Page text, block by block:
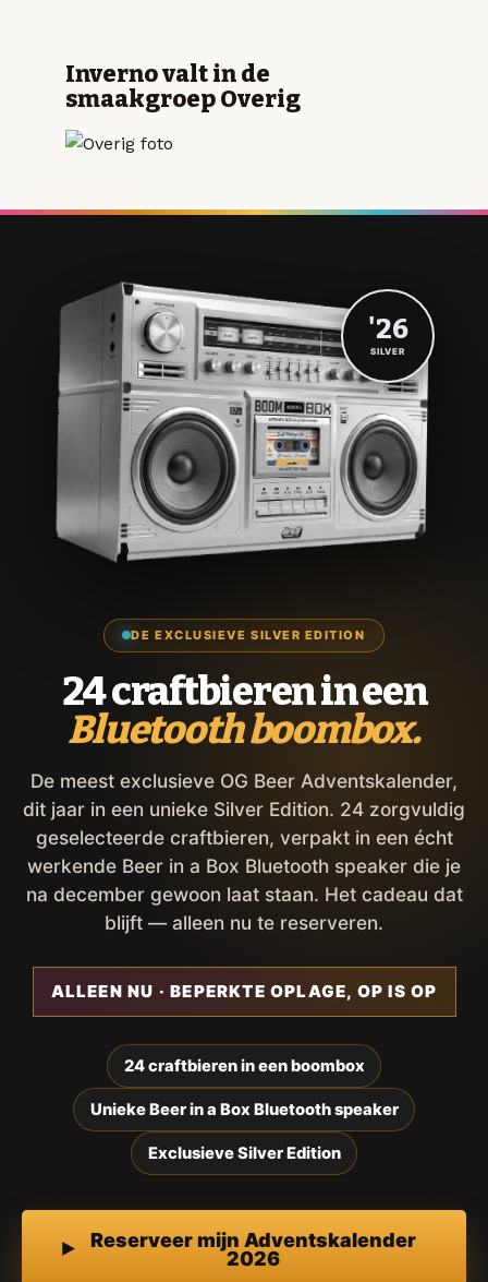
Inverno valt in de
smaakgroep Overig
DE EXCLUSIEVE SILVER EDITION
24 craftbieren in een
Bluetooth boombox.
De meest exclusieve OG Beer Adventskalender,
dit jaar in een unieke Silver Edition. 24 zorgvuldig
geselecteerde craftbieren, verpakt in een écht
werkende Beer in a Box Bluetooth speaker die je
na december gewoon laat staan. Het cadeau dat
blijft — alleen nu te reserveren.
ALLEEN NU · BEPERKTE OPLAGE, OP IS OP
24 craftbieren in een boombox
Unieke Beer in a Box Bluetooth speaker
Exclusieve Silver Edition
Reserveer mijn Adventskalender
2026
'26
SILVER